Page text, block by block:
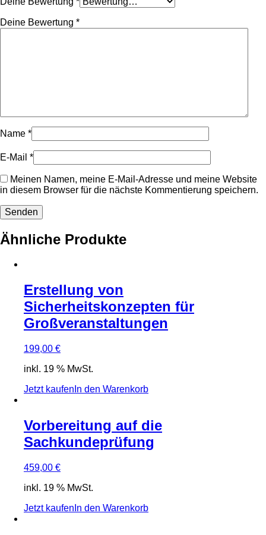
Deine Bewertung *
Name *
E-Mail *
Meinen Namen, meine E-Mail-Adresse und meine Website
in diesem Browser für die nächste Kommentierung speichern.
Ähnliche Produkte
Erstellung von
Sicherheitskonzepten für
Großveranstaltungen
199,00 €
inkl. 19 % MwSt.
Jetzt kaufen In den Warenkorb
Vorbereitung auf die
Sachkundeprüfung
459,00 €
inkl. 19 % MwSt.
Jetzt kaufen In den Warenkorb